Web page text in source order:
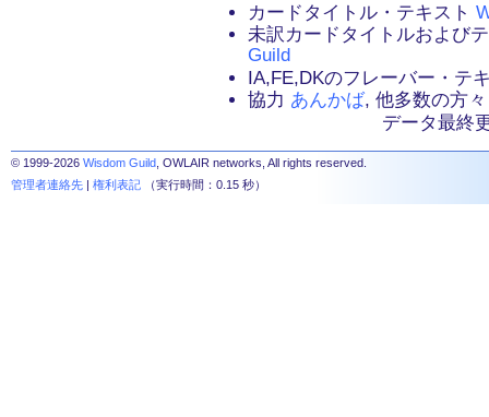
カードタイトル・テキスト
未訳カードタイトルおよび
Guild
IA,FE,DKのフレーバー・テ
協力 あんかば, 他多数の方々
データ最終
© 1999-2026 Wisdom Guild , OWLAIR networks, All rights reserved.
管理者連絡先 | 権利表記 （実行時間：0.15 秒）